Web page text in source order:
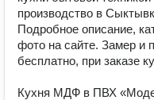
производство в
Подробное описание,
фото на сайте. Замер и
бесплатно, при заказе
Кухня МДФ в ПВХ